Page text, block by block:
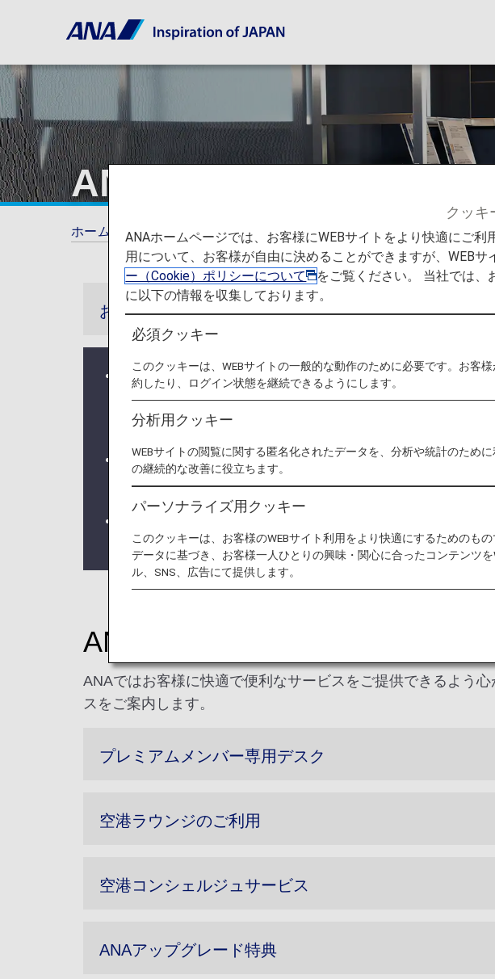
ANAのおもてなし体験
ホーム ANAマイレージクラブ プレミアムメンバーサービス
お知らせ
システムの不具合により、国内線特典航空券をWEBで
ービスの情報が連携されない事象が発生しております
ステイタスカードやデジタルカードをご提示ください。
2028年4月よりANAスーパーフライヤーズカードのサー
詳しくはANAスーパーフライヤーズカードの制度変更を
了いたします。詳しくはアップグレードポイントのサー
ANAのおもてなしをご体感くだ
ANAではお客様に快適で便利なサービスをご提供できるよう
スをご案内します。
プレミアムメンバー専用デスク
空港ラウンジのご利用
空港コンシェルジュサービス
ANAアップグレード特典
クッキ
ANAホームページでは、お客様にWEBサイトをより快適にご
用について、お客様が自由に決めることができますが、WEB
ー（Cookie）ポリシーについて
をご覧ください。 当社では
に以下の情報を収集しております。
必須クッキー
このクッキーは、WEBサイトの一般的な動作のために必要です。お客
約したり、ログイン状態を継続できるようにします。
分析用クッキー
WEBサイトの閲覧に関する匿名化されたデータを、分析や統計のために
の継続的な改善に役立ちます。
パーソナライズ用クッキー
このクッキーは、お客様のWEBサイト利用をより快適にするためのも
データに基づき、お客様一人ひとりの興味・関心に合ったコンテンツを
ル、SNS、広告にて提供します。